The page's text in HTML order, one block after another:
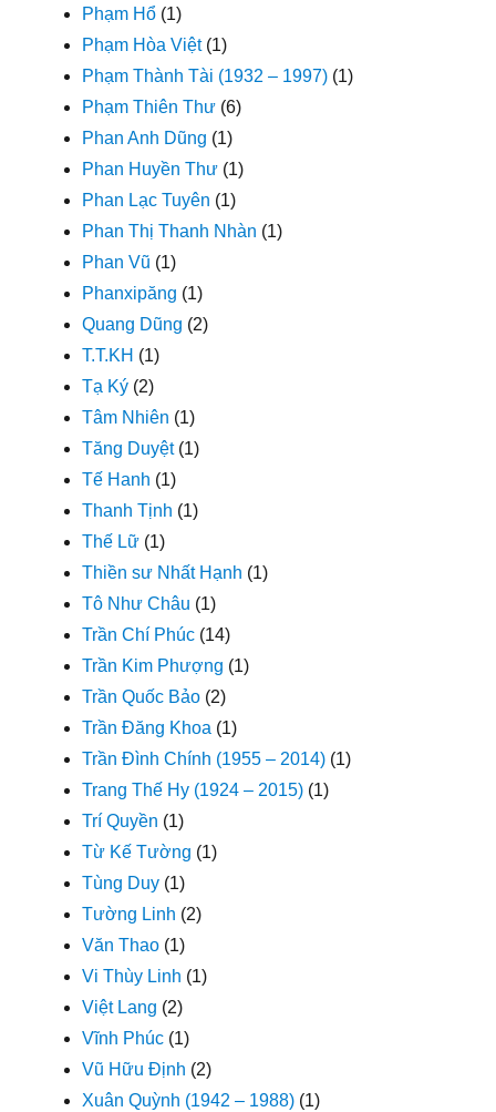
Phạm Hổ (1)
Phạm Hòa Việt(1)
Phạm Thành Tài (1932 – 1997) (1)
Phạm Thiên Thư (6)
Phan Anh Dũng (1)
Phan Huyền Thư (1)
Phan Lạc Tuyên (1)
Phan Thị Thanh Nhàn (1)
Phan Vũ (1)
Phanxipăng (1)
Quang Dũng (2)
T.T.KH (1)
Tạ Ký (2)
Tâm Nhiên (1)
Tăng Duyệt(1)
Tế Hanh (1)
Thanh Tịnh (1)
Thế Lữ (1)
Thiền sư Nhất Hạnh (1)
Tô Như Châu (1)
Trần Chí Phúc (14)
Trần Kim Phượng (1)
Trần Quốc Bảo (2)
Trần Đăng Khoa (1)
Trần Đình Chính (1955 – 2014) (1)
Trang Thế Hy (1924 – 2015) (1)
Trí Quyền (1)
Từ Kế Tường (1)
Tùng Duy (1)
Tường Linh (2)
Văn Thao (1)
Vi Thùy Linh (1)
Việt Lang (2)
Vĩnh Phúc (1)
Vũ Hữu Định (2)
Xuân Quỳnh (1942 – 1988) (1)